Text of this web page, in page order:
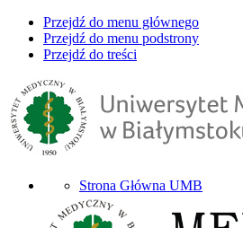
Przejdź do menu głównego
Przejdź do menu podstrony
Przejdź do treści
Strona Główna UMB